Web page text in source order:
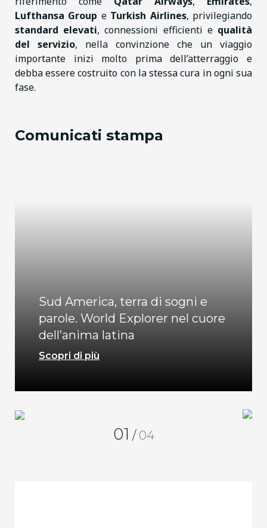
Lufthansa Group e Turkish Airlines, privilegiando
standard elevati, connessioni efficienti e qualità
del servizio, nella convinzione che un viaggio
importante inizi molto prima dell’atterraggio e
debba essere costruito con la stessa cura in ogni sua
fase.
Comunicati stampa
Sud America, terra di sogni e
parole. World Explorer nel cuore
dell’anima latina
Scopri di più
01 / 04